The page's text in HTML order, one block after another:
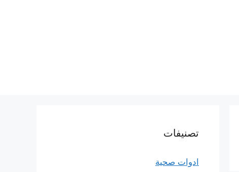
تصنيفات
ادوات صحية